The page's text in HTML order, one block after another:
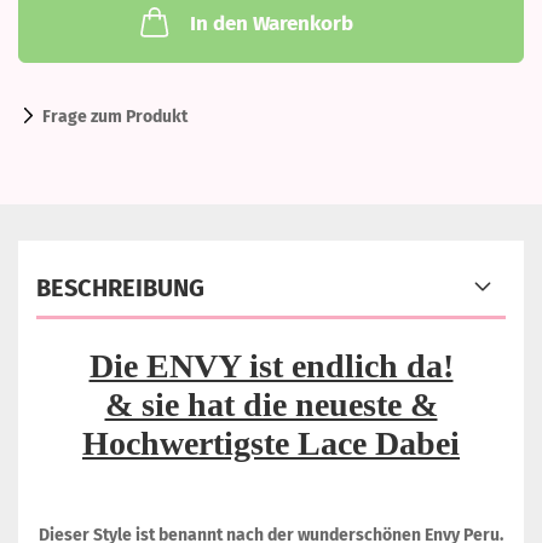
In den Warenkorb
Frage zum Produkt
BESCHREIBUNG
Die ENVY ist endlich da!
& sie hat die neueste &
Hochwertigste Lace Dabei
Dieser Style ist benannt nach der wunderschönen Envy Peru.